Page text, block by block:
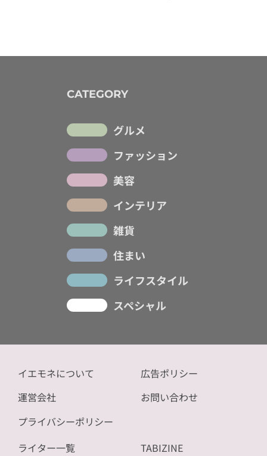
CATEGORY
グルメ
ファッション
美容
インテリア
雑貨
住まい
ライフスタイル
スペシャル
イエモネについて
運営会社
プライバシーポリシー
広告ポリシー
お問い合わせ
ライター一覧 TABIZINE